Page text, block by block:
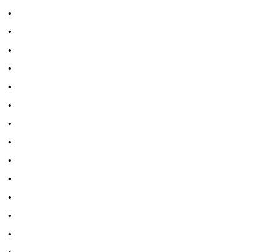
•
•
•
•
•
•
•
•
•
•
•
•
•